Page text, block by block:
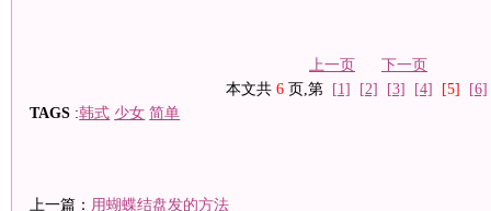
上一页
下一页
本文共6 页,第 [1] [2] [3] [4] [5] [6]
TAGS :韩式 少女 简单
上一篇： 用蝴蝶结盘发的方法